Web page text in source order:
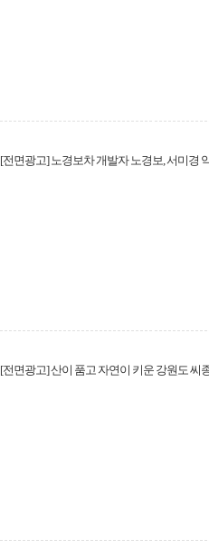
[전면광고] 노경보차 개발자 노경보, 서미경
[전면광고] 산이 품고 자연이 키운 강원도 씨